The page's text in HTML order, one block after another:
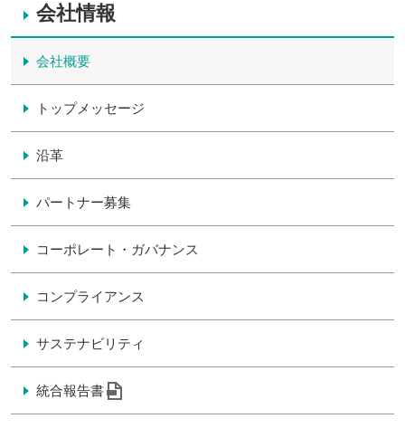
会社情報
会社概要
トップメッセージ
沿革
パートナー募集
コーポレート・ガバナンス
コンプライアンス
サステナビリティ
統合報告書